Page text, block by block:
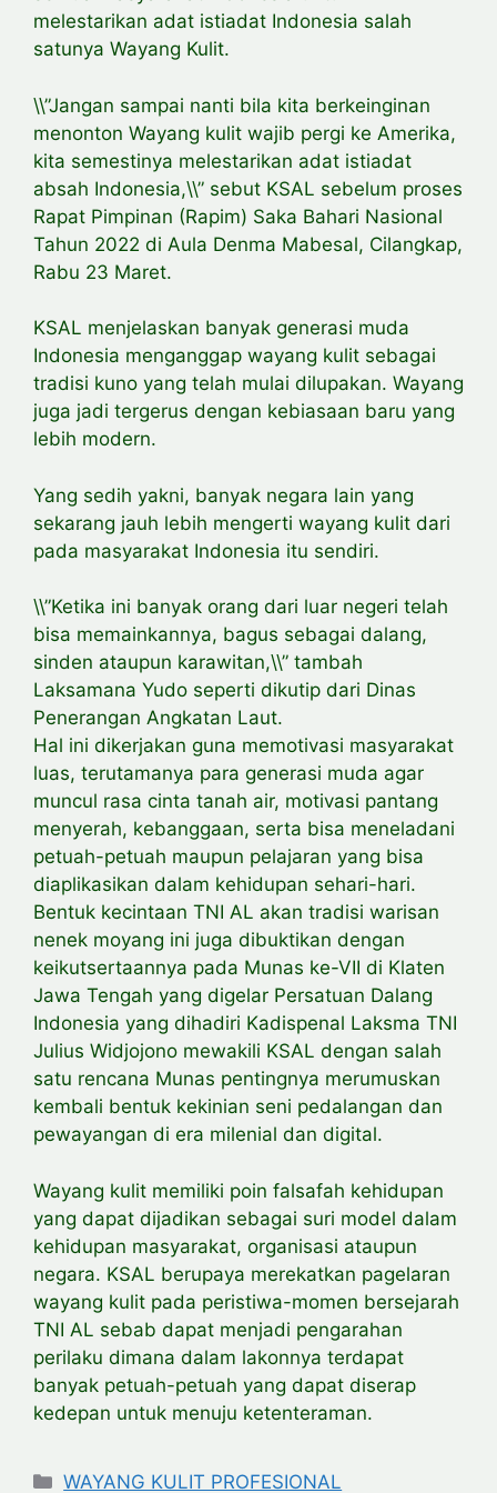
melestarikan adat istiadat Indonesia salah
satunya Wayang Kulit.
\\”Jangan sampai nanti bila kita berkeinginan
menonton Wayang kulit wajib pergi ke Amerika,
kita semestinya melestarikan adat istiadat
absah Indonesia,\\” sebut KSAL sebelum proses
Rapat Pimpinan (Rapim) Saka Bahari Nasional
Tahun 2022 di Aula Denma Mabesal, Cilangkap,
Rabu 23 Maret.
KSAL menjelaskan banyak generasi muda
Indonesia menganggap wayang kulit sebagai
tradisi kuno yang telah mulai dilupakan. Wayang
juga jadi tergerus dengan kebiasaan baru yang
lebih modern.
Yang sedih yakni, banyak negara lain yang
sekarang jauh lebih mengerti wayang kulit dari
pada masyarakat Indonesia itu sendiri.
\\”Ketika ini banyak orang dari luar negeri telah
bisa memainkannya, bagus sebagai dalang,
sinden ataupun karawitan,\\” tambah
Laksamana Yudo seperti dikutip dari Dinas
Penerangan Angkatan Laut.
Hal ini dikerjakan guna memotivasi masyarakat
luas, terutamanya para generasi muda agar
muncul rasa cinta tanah air, motivasi pantang
menyerah, kebanggaan, serta bisa meneladani
petuah-petuah maupun pelajaran yang bisa
diaplikasikan dalam kehidupan sehari-hari.
Bentuk kecintaan TNI AL akan tradisi warisan
nenek moyang ini juga dibuktikan dengan
keikutsertaannya pada Munas ke-VII di Klaten
Jawa Tengah yang digelar Persatuan Dalang
Indonesia yang dihadiri Kadispenal Laksma TNI
Julius Widjojono mewakili KSAL dengan salah
satu rencana Munas pentingnya merumuskan
kembali bentuk kekinian seni pedalangan dan
pewayangan di era milenial dan digital.
Wayang kulit memiliki poin falsafah kehidupan
yang dapat dijadikan sebagai suri model dalam
kehidupan masyarakat, organisasi ataupun
negara. KSAL berupaya merekatkan pagelaran
wayang kulit pada peristiwa-momen bersejarah
TNI AL sebab dapat menjadi pengarahan
perilaku dimana dalam lakonnya terdapat
banyak petuah-petuah yang dapat diserap
kedepan untuk menuju ketenteraman.
Categories
WAYANG KULIT PROFESIONAL